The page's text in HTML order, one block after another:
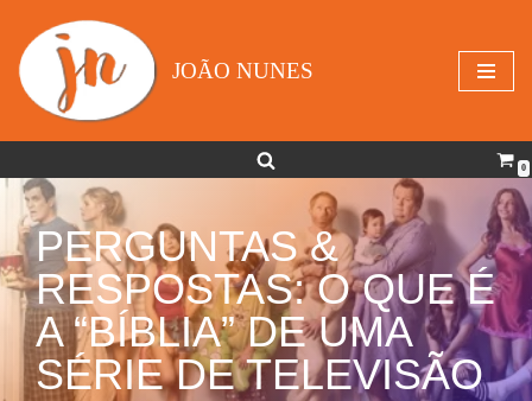
Avançar
para
JOÃO NUNES
0
PERGUNTAS &
RESPOSTAS: O QUE É
A “BÍBLIA” DE UMA
SÉRIE DE TELEVISÃO